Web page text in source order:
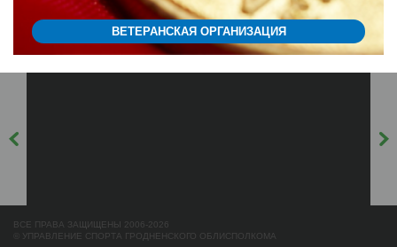
ВЕТЕРАНСКАЯ ОРГАНИЗАЦИЯ
ВСЕ ПРАВА ЗАЩИЩЕНЫ 2006-2026
© УПРАВЛЕНИЕ СПОРТА ГРОДНЕНСКОГО ОБЛИСПОЛКОМА